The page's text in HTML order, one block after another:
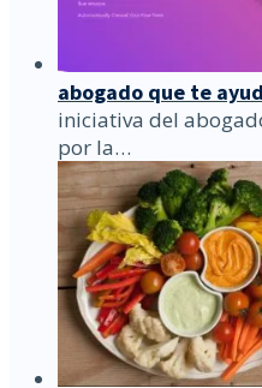
abogado que te
iniciativa del
por la…